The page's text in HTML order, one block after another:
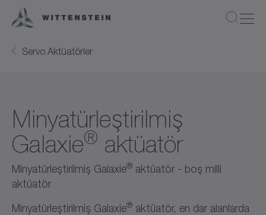
Servo Aktüatörler
Minyatürleştirilmiş
Galaxie® aktüatör
Minyatürleştirilmiş Galaxie® aktüatör - boş milli
aktüatör
Minyatürleştirilmiş Galaxie® aktüatör, en dar alanlarda